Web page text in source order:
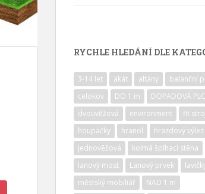
RYCHLE HLEDÁNÍ DLE
3-14 let akát altány
balanční
celokov
DO 1 m
DOPADOVÁ
dvouvěžová
environment
fit
houpačky
hranol
hrazdový výlez
jednověžová
kolmá šplhací stěna
lanový most
Lanový prvek
městský mobiliář
NAD 1 m